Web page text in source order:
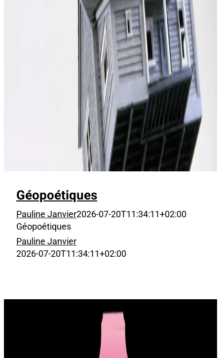
Géopoétiques
Pauline Janvier2026-07-20T11:34:11+02:00
Géopoétiques
Pauline Janvier
2026-07-20T11:34:11+02:00